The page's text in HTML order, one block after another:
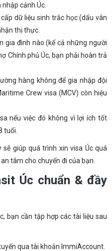
cảnh Úc.
dữ liệu sinh trắc học (dấu vân
thị thực.
gia đình nào (kể cả những người
Chính phủ Úc, bạn phải hoàn trả
hàng không để gia nhập đội
Crew visa (MCV) còn hiệu
nếu việc đó không vì lợi ích tốt
tuổi.
giúp quá trình xin visa Úc quá
tâm cho chuyến đi của bạn.
Úc chuẩn & đầy
bạn cần tập hợp các tài liệu sau
qua tài khoản ImmiAccount.